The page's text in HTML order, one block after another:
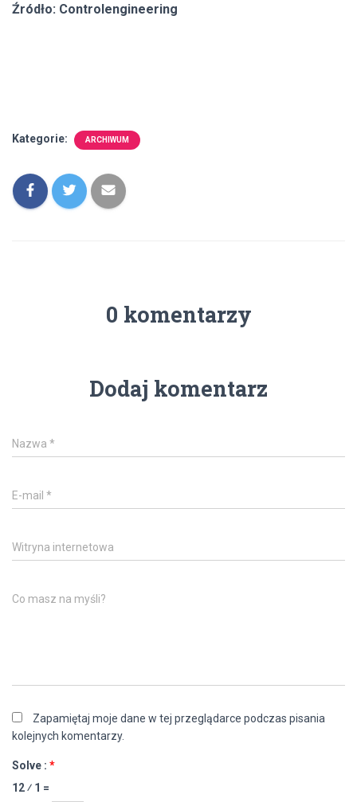
Źródło: Controlengineering
Kategorie: ARCHIWUM
0 komentarzy
Dodaj komentarz
Nazwa *
E-mail *
Witryna internetowa
Co masz na myśli?
Zapamiętaj moje dane w tej przeglądarce podczas pisania
kolejnych komentarzy.
Solve : *
12 ⁄ 1 =